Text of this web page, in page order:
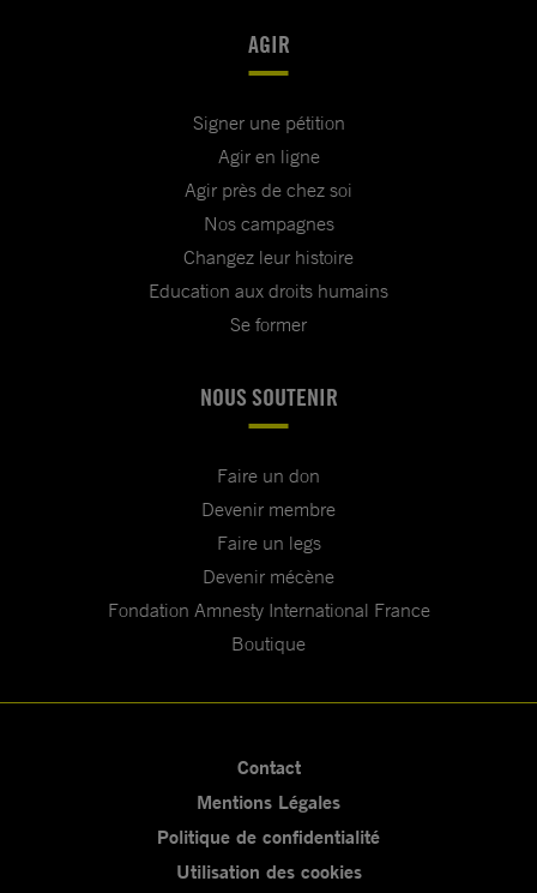
AGIR
Signer une pétition
Agir en ligne
Agir près de chez soi
Nos campagnes
Changez leur histoire
Education aux droits humains
Se former
NOUS SOUTENIR
Faire un don
Devenir membre
Faire un legs
Devenir mécène
Fondation Amnesty International France
Boutique
Contact
Mentions Légales
Politique de confidentialité
Utilisation des cookies